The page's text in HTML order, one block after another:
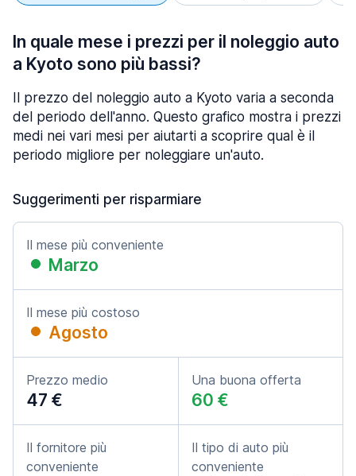
In quale mese i prezzi per il noleggio auto
a Kyoto sono più bassi?
Il prezzo del noleggio auto a Kyoto varia a seconda
del periodo dell'anno. Questo grafico mostra i prezzi
medi nei vari mesi per aiutarti a scoprire qual è il
periodo migliore per noleggiare un'auto.
Suggerimenti per risparmiare
Il mese più conveniente
Marzo
Il mese più costoso
Agosto
Prezzo medio
47 €
Una buona offerta
60 €
Il fornitore più
conveniente
Il tipo di auto più
conveniente